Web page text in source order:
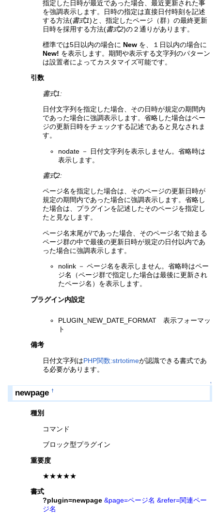
指定した日時が最近であった場合、最近更新された事
を強調表示します。日時の指定は直接日付時刻を記述
する方法(書式1)と、指定したページ（群）の最終更新
日時を採用する方法(書式2)の２通りがあります。
標準では5日以内の場合に New を、１日以内の場合に
New! を表示します。期間や表示する文字列のパターン
は設置者によってカスタマイズ可能です。
引数
書式1:
日付文字列を指定した場合、その日時が規定の期間内
であった場合に強調表示します。省略した場合はペー
ジの更新日時をチェックする記述であると見なされま
す。
nodate － 日付文字列を表示しません。省略時は
表示します。
書式2:
ページ名を指定した場合は、そのページの更新日時が
規定の期間内であった場合に強調表示します。省略し
た場合は、プラグインを記述したそのページを指定し
たと見なします。
ページ名末尾が/であった場合、そのページ名で始まる
ページ群の中で最後の更新日時が規定の日付以内であ
った場合に強調表示します。
nolink － ページ名を表示しません。省略時はペー
ジ名（ページ群で指定した場合は最後に更新され
たページ名）を表示します。
プラグイン内設定
PLUGIN_NEW_DATE_FORMAT 表示フォーマッ
ト
備考
日付文字列はPHP関数:strtotimeが認識できる書式であ
る必要があります。
↑
newpage†
種別
コマンド
ブロック型プラグイン
重要度
★★★★★
書式
?plugin=newpage &page=ページ名 &refer=関連ペー
ジ名